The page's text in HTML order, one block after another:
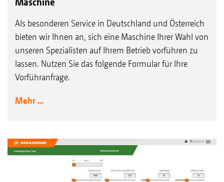
Als besonderen Service in Deutschland und Österreich
bieten wir Ihnen an, sich eine Maschine Ihrer Wahl von
unseren Spezialisten auf Ihrem Betrieb vorführen zu
lassen. Nutzen Sie das folgende Formular für Ihre
Vorführanfrage.
Mehr ...